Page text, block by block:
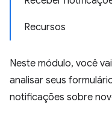
Recursos
Neste módulo, você
analisar seus
notificações sobre